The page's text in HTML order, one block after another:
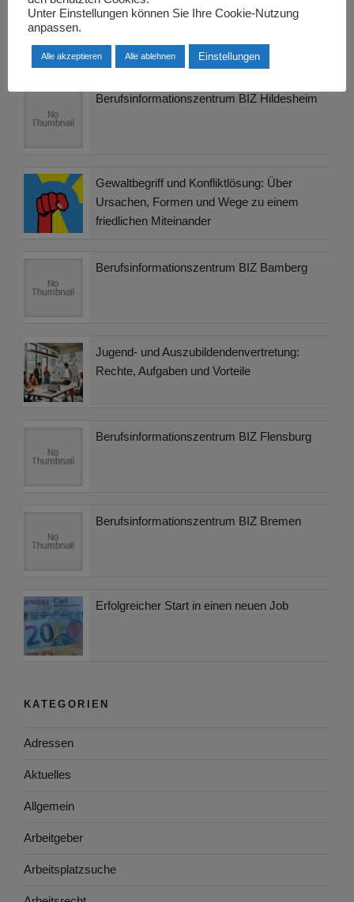
Wie Maschinen das denken lernten –
Berufsinformationszentrum BIZ Hildesheim
Gewaltbegriff und Konfliktlösung: Über
Ursachen, Formen und Wege zu einem
friedlichen Miteinander
Berufsinformationszentrum BIZ Bamberg
Jugend- und Auszubildendenvertretung:
Rechte, Aufgaben und Vorteile
Berufsinformationszentrum BIZ Flensburg
Berufsinformationszentrum BIZ Bremen
Erfolgreicher Start in einen neuen Job
KATEGORIEN
Adressen
Aktuelles
Allgemein
Arbeitgeber
Arbeitsplatzsuche
Unter Einstellungen können Sie Ihre Cookie-Nutzung
anpassen.
Alle akzeptieren Alle ablehnen Einstellungen